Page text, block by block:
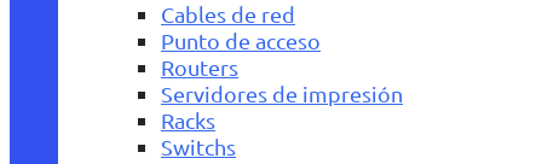
Cables de red
Punto de acceso
Routers
Servidores de impresión
Racks
Switchs